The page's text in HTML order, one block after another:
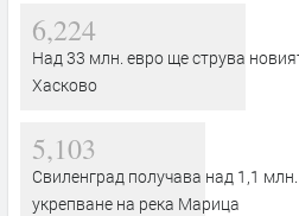
6,224
Над 33 млн. евро ще струва
Хасково
5,103
Свиленград получава над 1,1
укрепване на река Марица